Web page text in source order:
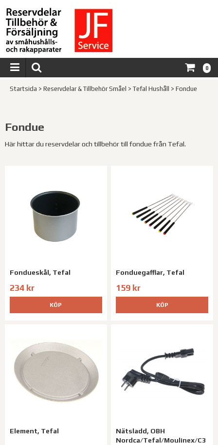
0
Startsida > Reservdelar & Tillbehör Småel > Tefal Hushåll > Fondue
Fondue
Här hittar du reservdelar och tillbehör till fondue från Tefal.
Fondueskål, Tefal
234 kr
KÖP
Fonduegafflar, Tefal
159 kr
KÖP
Element, Tefal
Nätsladd, OBH
Nordca/Tefal/Moulinex/C3